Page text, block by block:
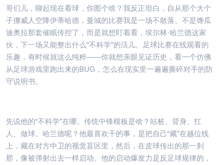
哥们儿，聊起现在看球，你图个啥？我反正坦白，自从那个大个
子挪威人空降伊蒂哈德，曼城的比赛我是一场不敢落。不是馋瓜
迪奥拉那套催眠传控了，而是就想盯着看，埃尔林·哈兰德这家
伙，下一场又能整出什么“不科学”的活儿。足球比赛在线观看的
乐趣，有时候就这么纯粹——你就想亲眼见证历史，看一个仿佛
从足球游戏里跑出来的BUG，怎么在现实里一遍遍撕碎对手的防
守说明书。
先说他的“不科学”在哪。传统中锋模板是啥？站桩、背身、扛
人、做球。哈兰德呢？他最喜欢干的事，是把自己“藏”在越位线
上，藏在对方中卫的视觉盲区里，然后，在皮球传出的那一刹
那，像被弹射出去一样启动。他的启动爆发力是反足球规律的，